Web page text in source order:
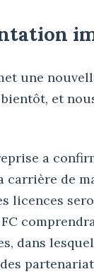
une
et
a
carrière de
licences
dans